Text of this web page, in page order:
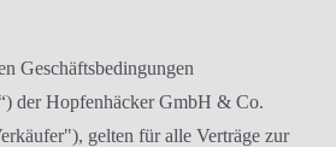
Geschäftsbedingungen
der Hopfenhäcker GmbH & Co.
gelten für alle Verträge zur